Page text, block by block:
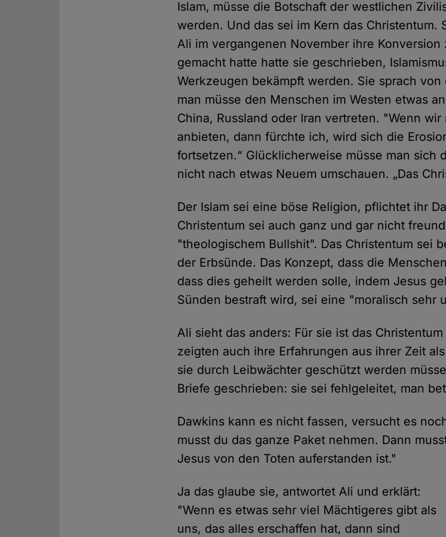
Islam, müsse die Botschaft der westlichen
werden. Und das sei im Kern das Christentum.
Ali im vergangenen November ihre
gemacht hatte hatte sie geschrieben,
Werkzeugen bekämpft werden. Sie sprach
man müsse den Menschen im Westen etwas
China, Russland oder Iran vertreten. "Wenn
anbieten, dann fürchte ich, wird sich die
fortsetzen.“ Glücklicherweise müsse man sich
nicht nach etwas Neuem umschauen. „Das
Der Islam sei eine böse Religion, pflichtet ihr
Christentum sei auch ganz und gar nicht
"theologischem Bullshit". Das Christentum sei
der Erbsünde. Das Konzept, dass die
dass dies geheilt werden solle, indem Jesus
Sünden bestraft wird, sei eine "moralisch sehr
Ali sieht das anders: Für sie ist das
zeigten auch ihre Erfahrungen aus ihrer Zeit
sie durch Leibwächter geschützt werden
Briefe geschrieben: sie sei fehlgeleitet, man
Dawkins kann es nicht fassen, versucht es
musst du das ganze Paket nehmen. Dann
Jesus von den Toten auferstanden ist."
Ja das glaube sie, antwortet Ali und erklärt:
"Wenn es etwas sehr viel Mächtigeres gibt als
uns, das alles erschaffen hat, dann sind